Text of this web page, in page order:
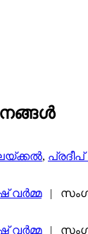
,
വര്‍മ്മ|
വര്‍മ്മ|